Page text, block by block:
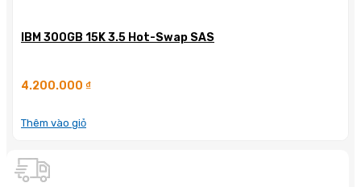
IBM 300GB 15K 3.5 Hot-Swap SAS
4.200.000 ₫
Thêm vào giỏ